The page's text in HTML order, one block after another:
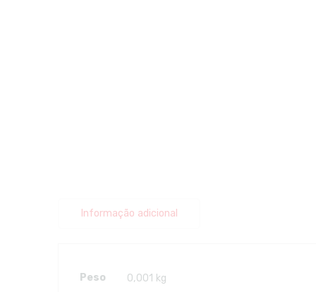
Informação adicional
Peso 0,001 kg